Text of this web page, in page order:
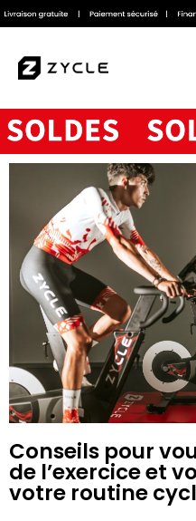
Conseils pour
de l’exercice et
votre routine